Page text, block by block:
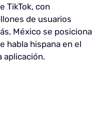
TikTok, con
de usuarios
México se posiciona
habla hispana en el
aplicación.